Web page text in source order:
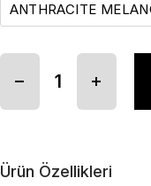
Ürün Özellikleri